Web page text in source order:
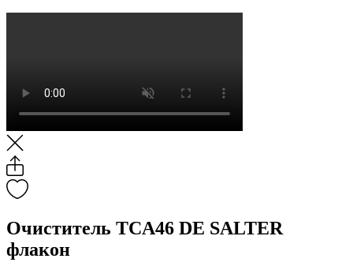
Очиститель TCA46 DE SALTER
флакон